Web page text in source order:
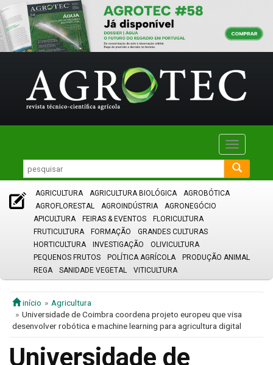
Toggle
AGRICULTURA AGRICULTURA BIOLÓGICA
AGROBÓTICA
AGROFLORESTAL
AGROINDÚSTRIA
AGRONEGÓCIO
APICULTURA
FEIRAS & EVENTOS
FLORICULTURA
FRUTICULTURA
FORMAÇÃO
GRANDES CULTURAS
HORTICULTURA
INVESTIGAÇÃO
OLIVICULTURA
PEQUENOS FRUTOS
POLÍTICA AGRÍCOLA
PRODUÇÃO ANIMAL
REGA
SANIDADE VEGETAL VITICULTURA
início
Agricultura
Universidade de Coimbra coordena projeto europeu que visa
desenvolver robótica e machine learning para agricultura digital
Universidade de